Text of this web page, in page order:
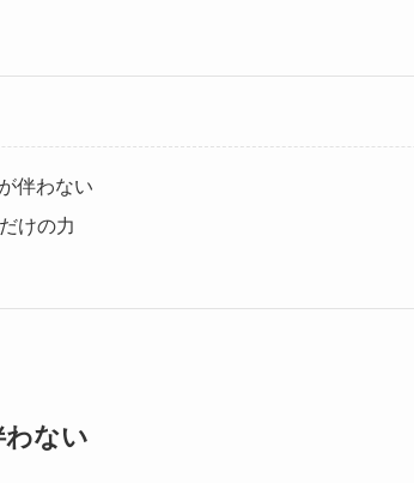
伴わない
けの力
ない